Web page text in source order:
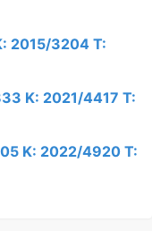
2015/3204 T:
K: 2021/4417 T:
K: 2022/4920 T: